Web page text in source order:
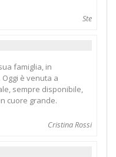
Ste
famiglia, in
è venuta a
sempre disponibile,
cuore grande.
Cristina Rossi